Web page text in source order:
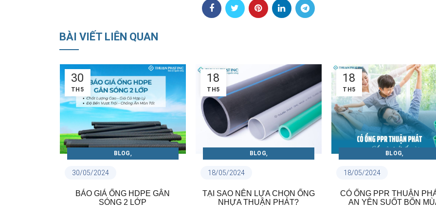
BÀI VIẾT LIÊN QUAN
18
TH5
18/05/2024
BLOG,
, TIN NỘI BỘ
TẠI SAO NÊN LỰA CHỌN ỐNG
NHỰA THUẬN PHÁT?
18
TH5
18/05/2024
BLOG,
CÓ ỐNG PPR THUẬN PHÁT –
AN YÊN SUỐT BỐN MÙA
18
TH5
18/05/2024
BLOG,
ỐNG U.PVC THUẬN
BỀN VÀ AN TOÀN CHO